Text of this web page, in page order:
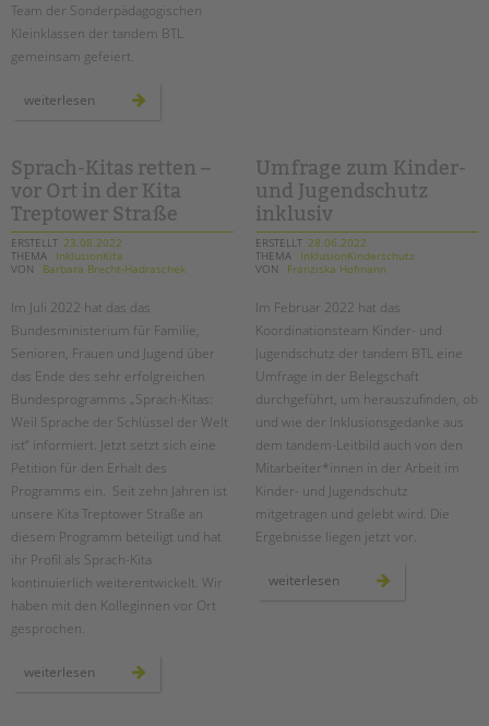
Seminarkalender
Seminarräume
Bereiche im Überblick
Kinder- und Jugendschutz
Unsere Videos
Gesellschafter VdK
schoolcoach BTL
tandem international
KARRIERE
Stellenangebote
tandem als Arbeitgeberin
NEWS/BLOG
unkuerzbar
Briefe an Kai
PRESSE
Magazin
KONTAKT
Impressum
Team der Sonderpädagogischen
Kleinklassen der tandem BTL
gemeinsam gefeiert.
weiterlesen
der
hans-
fallada-
schule
Sprach-Kitas retten –
vor Ort in der Kita
Treptower Straße
ERSTELLT 23.08.2022
THEMA
InklusionKita
VON
Barbara Brecht-Hadraschek
Im Juli 2022 hat das das
Bundesministerium für Familie,
Senioren, Frauen und Jugend über
das Ende des sehr erfolgreichen
Bundesprogramms „Sprach-Kitas:
Weil Sprache der Schlüssel der Welt
ist“ informiert. Jetzt setzt sich eine
Petition für den Erhalt des
Programms ein. Seit zehn Jahren ist
unsere Kita Treptower Straße an
diesem Programm beteiligt und hat
ihr Profil als Sprach-Kita
kontinuierlich weiterentwickelt. Wir
haben mit den Kolleginnen vor Ort
gesprochen.
weiterlesen sprach-
Umfrage zum Kinder-
und Jugendschutz
inklusiv
ERSTELLT 28.06.2022
THEMA
InklusionKinderschutz
VON
Franziska Hofmann
Im Februar 2022 hat das
Koordinationsteam Kinder- und
Jugendschutz der tandem BTL eine
Umfrage in der Belegschaft
durchgeführt, um herauszufinden, ob
und wie der Inklusionsgedanke aus
dem tandem-Leitbild auch von den
Mitarbeiter*innen in der Arbeit im
Kinder- und Jugendschutz
mitgetragen und gelebt wird. Die
Ergebnisse liegen jetzt vor.
weiterlesen umfrage